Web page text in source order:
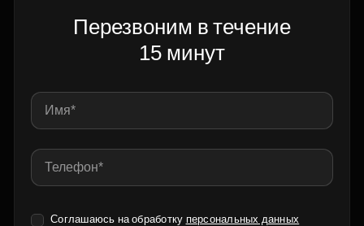
Перезвоним в течение
15 минут
Соглашаюсь на обработку персональных данных